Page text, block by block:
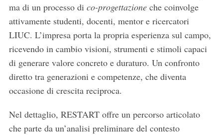
ma di un processo di co-progettazioneche coinvolge
attivamente studenti, docenti, mentor e ricercatori
LIUC. L’impresa porta la propria esperienza sul campo,
ricevendo in cambio visioni, strumenti e stimoli capaci
di generare valore concreto e duraturo. Un confronto
diretto tra generazioni e competenze, che diventa
occasione di crescita reciproca.
Nel dettaglio, RESTART offre un percorso articolato
che parte da un’analisi preliminare del contesto